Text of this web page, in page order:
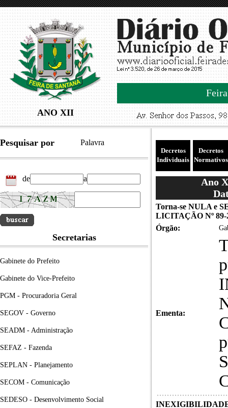
ANO XII
Pesquisar por Palavra
de a
Secretarias
Gabinete do Prefeito
Gabinete do Vice-Prefeito
PGM - Procuradoria Geral
SEGOV - Governo
SEADM - Administração
SEFAZ - Fazenda
SEPLAN - Planejamento
SECOM - Comunicação
SEDESO - Desenvolvimento Social
Decretos
Individuais
Decretos
Normativos
Ano
Torna-se NULA e
LICITAÇÃO Nº 89-
Órgão:
Ementa:
INEXIGIBILIDADE